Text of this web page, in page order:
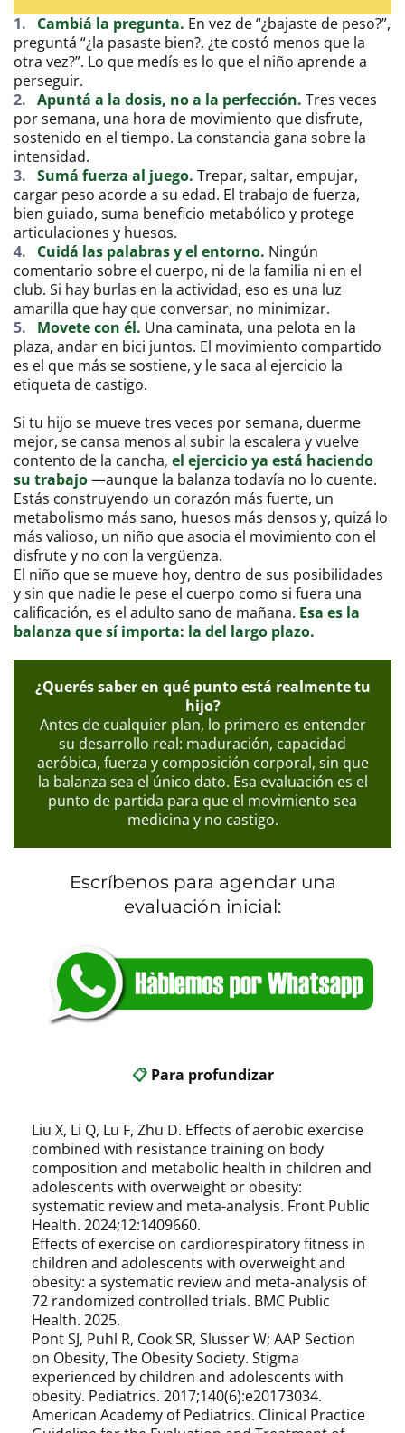
1. Cambiá la pregunta. En vez de “¿bajaste de peso?”,
preguntá “¿la pasaste bien?, ¿te costó menos que la
otra vez?”. Lo que medís es lo que el niño aprende a
perseguir.
2. Apuntá a la dosis, no a la perfección. Tres veces
por semana, una hora de movimiento que disfrute,
sostenido en el tiempo. La constancia gana sobre la
intensidad.
3. Sumá fuerza al juego. Trepar, saltar, empujar,
cargar peso acorde a su edad. El trabajo de fuerza,
bien guiado, suma beneficio metabólico y protege
articulaciones y huesos.
4. Cuidá las palabras y el entorno. Ningún
comentario sobre el cuerpo, ni de la familia ni en el
club. Si hay burlas en la actividad, eso es una luz
amarilla que hay que conversar, no minimizar.
5. Movete con él. Una caminata, una pelota en la
plaza, andar en bici juntos. El movimiento compartido
es el que más se sostiene, y le saca al ejercicio la
etiqueta de castigo.
Si tu hijo se mueve tres veces por semana, duerme
mejor, se cansa menos al subir la escalera y vuelve
contento de la cancha, el ejercicio ya está haciendo
su trabajo—aunque la balanza todavía no lo cuente.
Estás construyendo un corazón más fuerte, un
metabolismo más sano, huesos más densos y, quizá lo
más valioso, un niño que asocia el movimiento con el
disfrute y no con la vergüenza.
El niño que se mueve hoy, dentro de sus posibilidades
y sin que nadie le pese el cuerpo como si fuera una
calificación, es el adulto sano de mañana. Esa es la
balanza que sí importa: la del largo plazo.
¿Querés saber en qué punto está realmente tu
hijo?
Antes de cualquier plan, lo primero es entender
su desarrollo real: maduración, capacidad
aeróbica, fuerza y composición corporal, sin que
la balanza sea el único dato. Esa evaluación es el
punto de partida para que el movimiento sea
medicina y no castigo.
Escríbenos para agendar una
evaluación inicial:
📋 Para profundizar
Liu X, Li Q, Lu F, Zhu D. Effects of aerobic exercise
combined with resistance training on body
composition and metabolic health in children and
adolescents with overweight or obesity:
systematic review and meta-analysis. Front Public
Health. 2024;12:1409660.
Effects of exercise on cardiorespiratory fitness in
children and adolescents with overweight and
obesity: a systematic review and meta-analysis of
72 randomized controlled trials. BMC Public
Health. 2025.
Pont SJ, Puhl R, Cook SR, Slusser W; AAP Section
on Obesity, The Obesity Society. Stigma
experienced by children and adolescents with
obesity. Pediatrics. 2017;140(6):e20173034.
American Academy of Pediatrics. Clinical Practice